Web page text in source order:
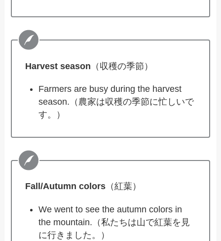
Harvest season （収穫の季節）
Farmers are busy during the harvest
season.（農家は収穫の季節に忙しいで
す。）
Fall/Autumn colors （紅葉）
We went to see the autumn colors in
the mountain.（私たちは山で紅葉を見
に行きました。）